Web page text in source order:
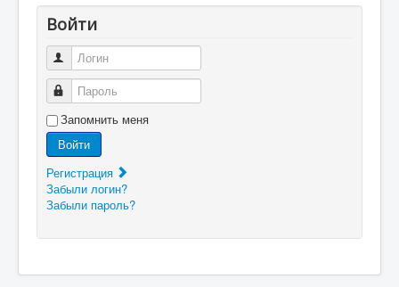
Войти
Логин
Пароль
Запомнить меня
Войти
Регистрация
Забыли логин?
Забыли пароль?